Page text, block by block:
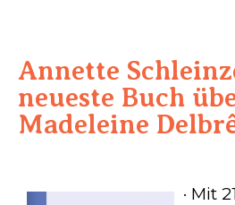
Annette
neueste Buch
Madeleine
· Mit